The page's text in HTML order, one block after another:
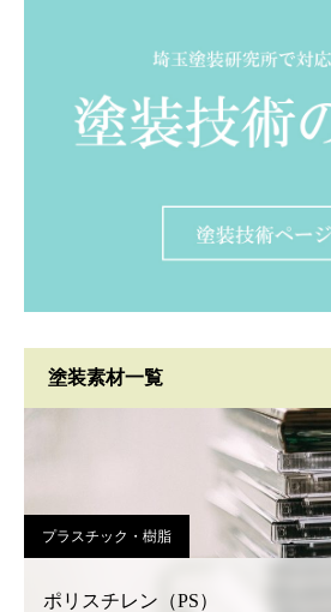
塗装素材一覧
プラスチック・樹脂
ポリスチレン（PS）